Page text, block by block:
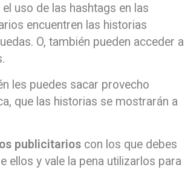
uso de las hashtags en las
encuentren las historias
O, también pueden acceder a
les puedes sacar provecho
que las historias se mostrarán a
publicitarios con los que debes
ellos y vale la pena utilizarlos para